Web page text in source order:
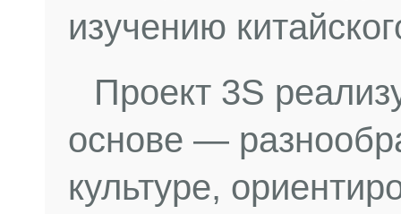
изучению
Проект 3S
основе —
культуре,